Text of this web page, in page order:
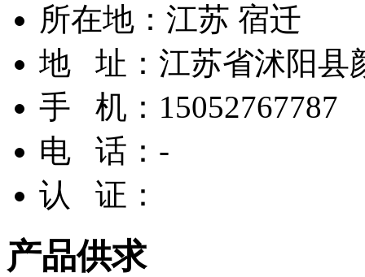
所在地： 江苏 宿迁
地 址： 江苏省沭阳县
手 机： 15052767787
电 话： -
认 证：
产品供求